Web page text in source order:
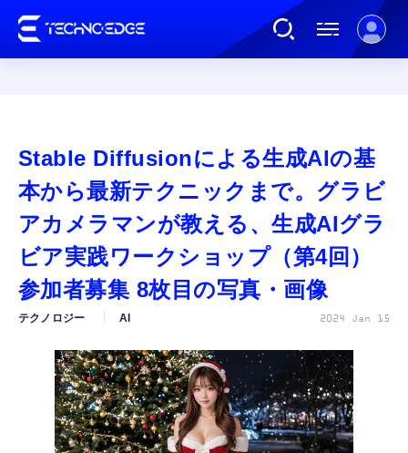
ガジェット
ゲーム
カルチャー
公式ストア
Stable Diffusionによる生成AIの基
本から最新テクニックまで。グラビ
アカメラマンが教える、生成AIグラ
ビア実践ワークショップ（第4回）
参加者募集 8枚目の写真・画像
テクノロジー AI 2024 Jan 15